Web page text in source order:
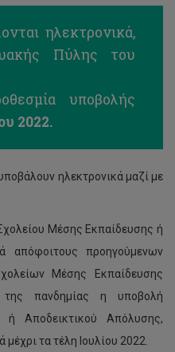
ηλεκτρονικά,
Πύλης του
υποβολής
2022.
ηλεκτρονικά μαζί με
Μέσης Εκπαίδευσης ή
απόφοιτους προηγούμενων
Μέσης Εκπαίδευσης
πανδημίας η υποβολή
ή Αποδεικτικού Απόλυσης,
τα τέλη Ιουλίου 2022.